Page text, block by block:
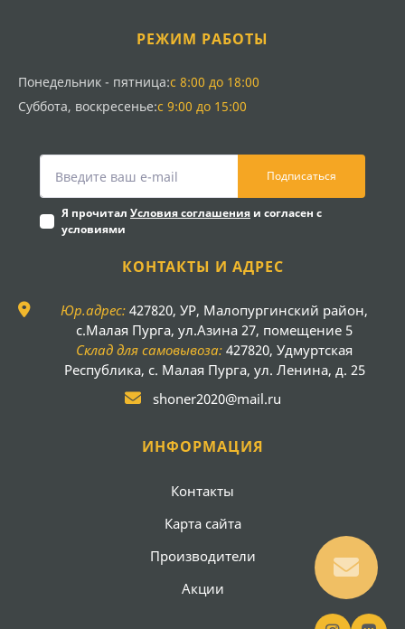
РЕЖИМ РАБОТЫ
Понедельник - пятница:с 8:00 до 18:00
Суббота, воскресенье:с 9:00 до 15:00
Подписаться
Я прочитал Условия соглашения и согласен с
условиями
КОНТАКТЫ И АДРЕС
Юр.адрес: 427820, УР, Малопургинский район,
с.Малая Пурга, ул.Азина 27, помещение 5
Склад для самовывоза: 427820, Удмуртская
Республика, с. Малая Пурга, ул. Ленина, д. 25
shoner2020@mail.ru
ИНФОРМАЦИЯ
Контакты
Карта сайта
Производители
Акции